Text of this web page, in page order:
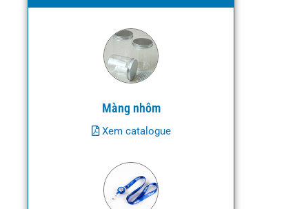
Màng nhôm
Xem catalogue